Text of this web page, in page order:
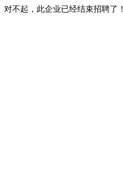
对不起，此企业已经结束招聘了！